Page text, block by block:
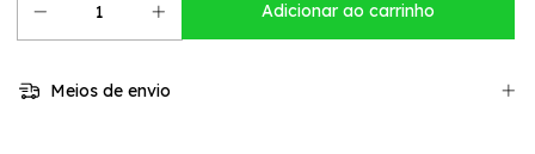
Meios de envio